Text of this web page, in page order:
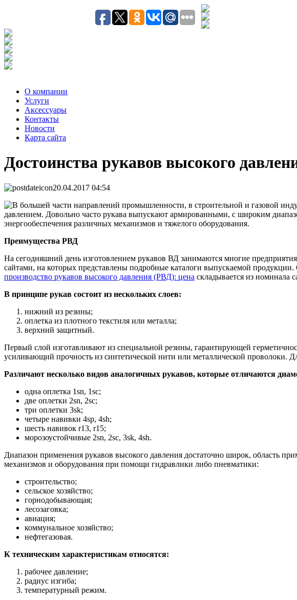
О компании
Услуги
Аксесcуары
Контакты
Новости
Карта сайта
Достоинства рукавов высокого
20.04.2017 04:54
В большей части направлений промышленности, в строительной и газовой
давлением. Довольно часто рукава выпускают армированными, с широким
энергообеспечения различных механизмов и тяжелого оборудования.
Преимущества РВД
На сегодняшний день изготовлением рукавов ВД занимаются многие
сайтами, на которых представлены подробные каталоги выпускаемой продукции.
производство рукавов высокого давления (РВД): цена складывается из номинала
В принципе рукав состоит из нескольких слоев:
нижний из резины;
оплетка из плотного текстиля или металла;
верхний защитный.
Первый слой изготавливают из специальной резины, гарантирующей
усиливающий прочность из синтетической нити или металлической проволоки.
Различают несколько видов аналогичных рукавов, которые отличаются
одна оплетка 1sn, 1sc;
две оплетки 2sn, 2sc;
три оплетки 3sk;
четыре навивки 4sp, 4sh;
шесть навивок r13, r15;
морозоустойчивые 2sn, 2sc, 3sk, 4sh.
Диапазон применения рукавов высокого давления достаточно широк, область
механизмов и оборудования при помощи гидравлики либо пневматики:
строительство;
сельское хозяйство;
горнодобывающая;
лесозаговка;
авиация;
коммунальное хозяйство;
нефтегазовая.
К техническим характеристикам относятся:
рабочее давление;
радиус изгиба;
температурный режим.